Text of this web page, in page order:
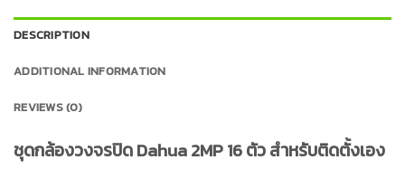
DESCRIPTION
ADDITIONAL INFORMATION
REVIEWS (0)
ชุดกล้องวงจรปิด Dahua 2MP 16 ตัว สำหรับติดตั้งเอง